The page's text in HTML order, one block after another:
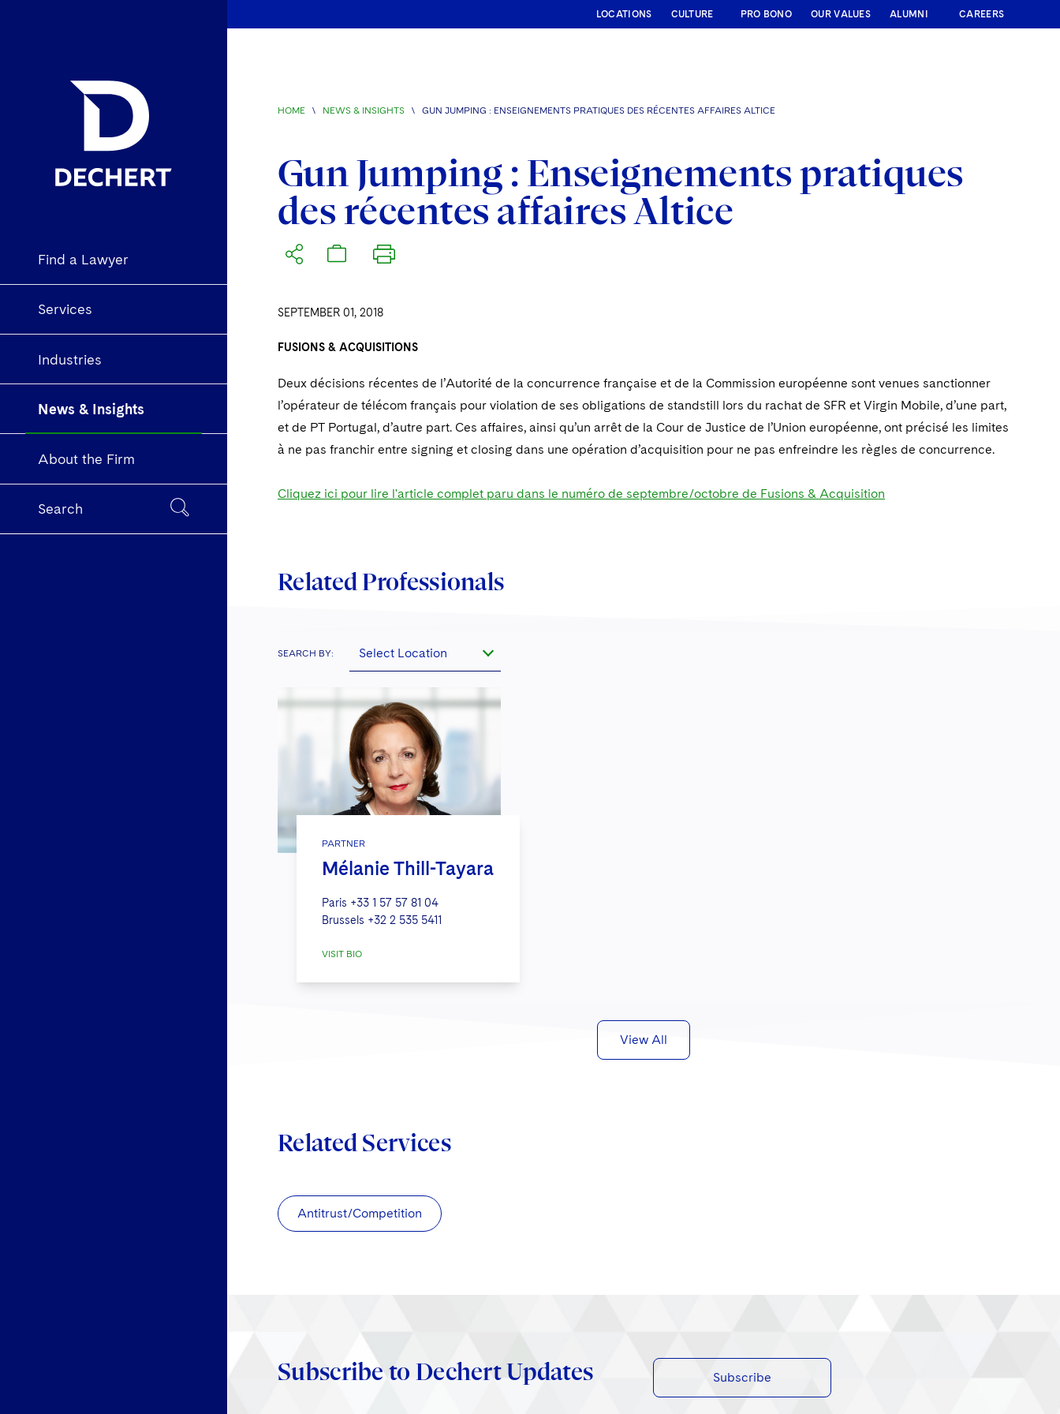
Find a Lawyer
Services
Industries
News & Insights
About the Firm
Search
LOCATIONS CULTURE PRO BONO OUR VALUES ALUMNI CAREERS
HOME \ NEWS & INSIGHTS \ GUN JUMPING : ENSEIGNEMENTS PRATIQUES DES RÉCENTES AFFAIRES ALTICE
Gun Jumping : Enseignements pratiques
des récentes affaires Altice
SEPTEMBER 01, 2018
FUSIONS & ACQUISITIONS
Deux décisions récentes de l’Autorité de la concurrence française et de la Commission européenne sont venues sanctionner
l’opérateur de télécom français pour violation de ses obligations de standstill lors du rachat de SFR et Virgin Mobile, d’une part,
et de PT Portugal, d’autre part. Ces affaires, ainsi qu’un arrêt de la Cour de Justice de l’Union européenne, ont précisé les limites
à ne pas franchir entre signing et closing dans une opération d’acquisition pour ne pas enfreindre les règles de concurrence.
Cliquez ici pour lire l'article complet paru dans le numéro de septembre/octobre de Fusions & Acquisition
Related Professionals
SEARCH BY: Select Location
PARTNER
Mélanie Thill-Tayara
Paris +33 1 57 57 81 04
Brussels +32 2 535 5411
VISIT BIO
View All
Related Services
Antitrust/Competition
Subscribe to Dechert Updates Subscribe